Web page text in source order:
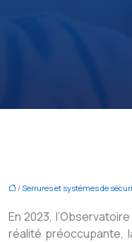
/ Serrures et systèmes de
En 2023,
réalité préoccupante,